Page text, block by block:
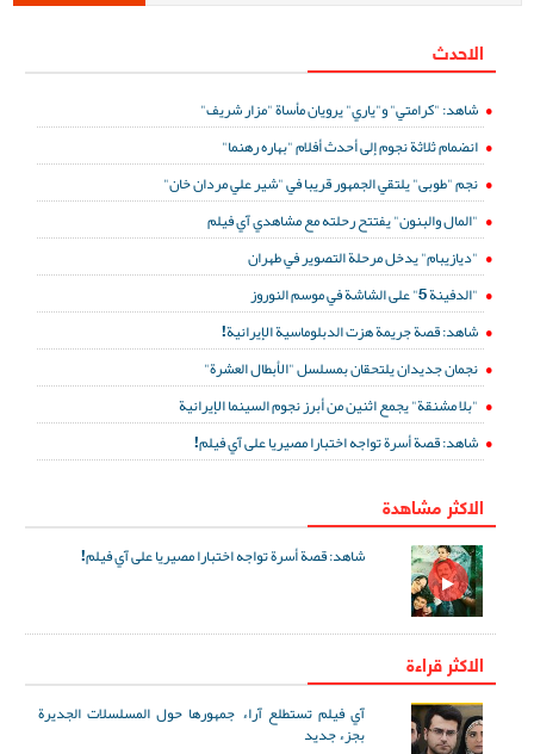
الاحدث
شاهد: "كرامتي" و"ياري" يرويان مأساة "مزار شريف"
انضمام ثلاثة نجوم إلى أحدث أفلام "بهاره رهنما"
نجم "طوبى" يلتقي الجمهور قريبا في "شير علي مردان خان"
"المال والبنون" يفتتح رحلته مع مشاهدي آي فيلم
"ديازيبام" يدخل مرحلة التصوير في طهران
"الدفينة 5" على الشاشة في موسم النوروز
شاهد: قصة جريمة هزت الدبلوماسية الإيرانية!
نجمان جديدان يلتحقان بمسلسل "الأبطال العشرة"
"بلا مشنقة" يجمع اثنين من أبرز نجوم السينما الإيرانية
شاهد: قصة أسرة تواجه اختبارا مصيريا على آي فيلم!
الاكثر مشاهدة
شاهد: قصة أسرة تواجه اختبارا مصيريا على آي فيلم!
الاكثر قراءة
آي فيلم تستطلع آراء جمهورها حول المسلسلات الجديرة
بجزء جديد